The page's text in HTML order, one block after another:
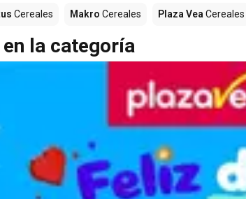
Cereales Makro Cereales Plaza Vea Cereales
la categoría